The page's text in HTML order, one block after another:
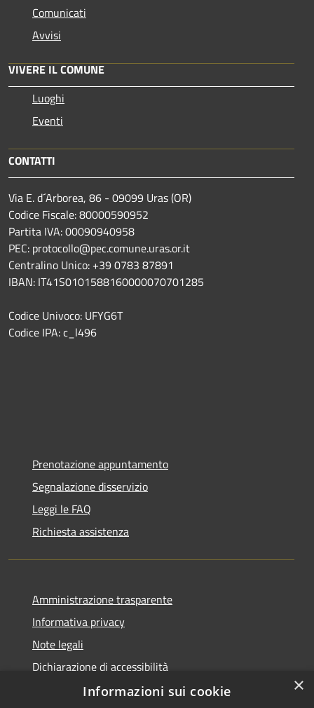
Comunicati
Avvisi
VIVERE IL COMUNE
Luoghi
Eventi
CONTATTI
Via E. d´Arborea, 86 - 09099 Uras (OR)
Codice Fiscale: 80000590952
Partita IVA: 00090940958
PEC: protocollo@pec.comune.uras.or.it
Centralino Unico: +39 0783 87891
IBAN: IT41S0101588160000070701285
Codice Univoco: UFYG6T
Codice IPA: c_l496
Prenotazione appuntamento
Segnalazione disservizio
Leggi le FAQ
Richiesta assistenza
Amministrazione trasparente
Informativa privacy
Note legali
Dichiarazione di accessibilità
×
Informazioni sui cookie